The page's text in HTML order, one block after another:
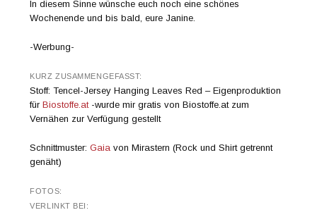
In diesem Sinne wünsche euch noch eine schönes
Wochenende und bis bald, eure Janine.
-Werbung-
KURZ ZUSAMMENGEFASST:
Stoff: Tencel-Jersey Hanging Leaves Red – Eigenproduktion
fürBiostoffe.at-wurde mir gratis von Biostoffe.at zum
Vernähen zur Verfügung gestellt
Schnittmuster:Gaia von Mirastern (Rock und Shirt getrennt
genäht)
FOTOS:
VERLINKT BEI: